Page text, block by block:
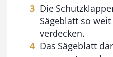
Die
Sägeblatt so
verdecken.
Das Sägeblatt